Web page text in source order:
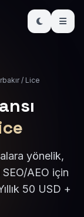
/ Lice
yönelik,
AEO için
50 USD +